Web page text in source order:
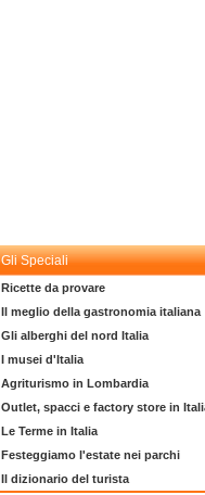
Gli Speciali
Ricette da provare
Il meglio della gastronomia italiana
Gli alberghi del nord Italia
I musei d'Italia
Agriturismo in Lombardia
Outlet, spacci e factory store in
Le Terme in Italia
Festeggiamo l'estate nei parchi
Il dizionario del turista